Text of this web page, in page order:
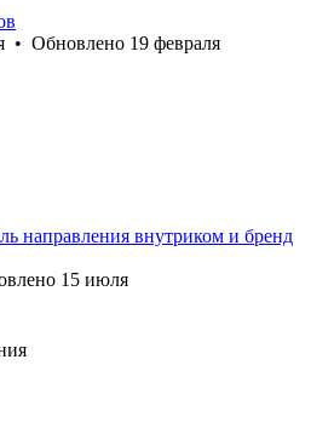
• Обновлено 19 февраля
направления внутриком и бренд
15 июля